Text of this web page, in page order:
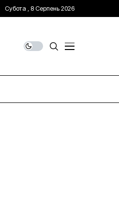
Субота , 8 Серпень 2026